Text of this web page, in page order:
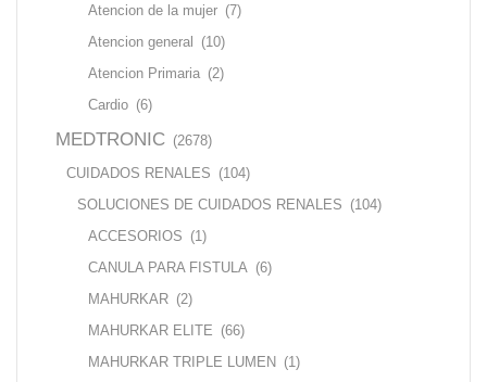
Atencion de la mujer (7)
Atencion general (10)
Atencion Primaria (2)
Cardio (6)
MEDTRONIC (2678)
CUIDADOS RENALES (104)
SOLUCIONES DE CUIDADOS RENALES (104)
ACCESORIOS (1)
CANULA PARA FISTULA (6)
MAHURKAR (2)
MAHURKAR ELITE (66)
MAHURKAR TRIPLE LUMEN (1)